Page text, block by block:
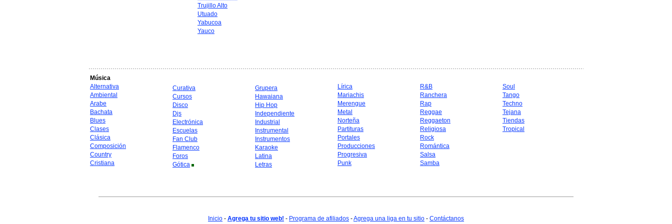
Trujillo Alto
Utuado
Yabucoa
Yauco
Música
Alternativa
Ambiental
Arabe
Bachata
Blues
Clases
Clásica
Composición
Country
Cristiana
Curativa
Cursos
Disco
Djs
Electrónica
Escuelas
Fan Club
Flamenco
Foros
Gótica
Grupera
Hawaiana
Hip Hop
Independiente
Industrial
Instrumental
Instrumentos
Karaoke
Latina
Letras
Lírica
Mariachis
Merengue
Metal
Norteña
Partituras
Portales
Producciones
Progresiva
Punk
R&B
Ranchera
Rap
Reggae
Reggaeton
Religiosa
Rock
Romántica
Salsa
Samba
Soul
Tango
Techno
Tejana
Tiendas
Tropical
Inicio - Agrega tu sitio web! - Programa de afiliados -Agrega una liga en tu sitio - Contáctanos